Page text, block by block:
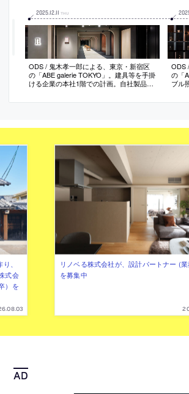
2025.12.11 THU
ODS / 鬼木孝一郎による、東京・新宿区
の「ABE galerie TOKYO」。建具等を手掛
ける企業の本社1階での計画。自社製品と
て、“画廊”をコンセプトとした空間を志
ODS
の「
ブル
壁・
意
、
式会
）を
リノベる株式会社が、設計パートナー (
を募集中